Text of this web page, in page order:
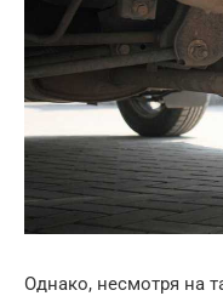
Однако, несмотря на